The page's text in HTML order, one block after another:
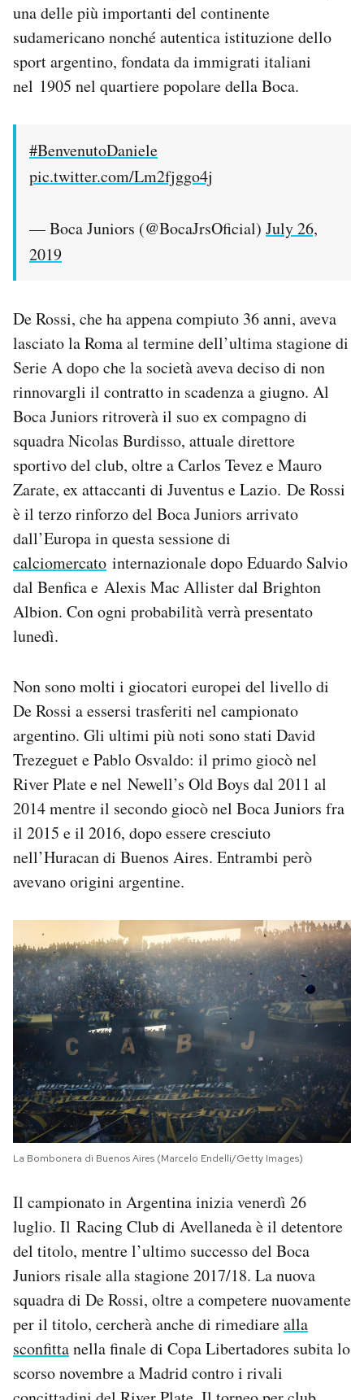
Esci
una delle più importanti del continente
sudamericano nonché autentica istituzione dello
sport argentino, fondata da immigrati italiani
nel 1905 nel quartiere popolare della Boca.
#BenvenutoDaniele
pic.twitter.com/Lm2fjggo4j
— Boca Juniors (@BocaJrsOficial) July 26,
2019
De Rossi, che ha appena compiuto 36 anni, aveva
lasciato la Roma al termine dell’ultima stagione di
Serie A dopo che la società aveva deciso di non
rinnovargli il contratto in scadenza a giugno. Al
Boca Juniors ritroverà il suo ex compagno di
squadra Nicolas Burdisso, attuale direttore
sportivo del club, oltre a Carlos Tevez e Mauro
Zarate, ex attaccanti di Juventus e Lazio. De Rossi
è il terzo rinforzo del Boca Juniors arrivato
dall’Europa in questa sessione di
calciomercato internazionale dopo Eduardo Salvio
dal Benfica e Alexis Mac Allister dal Brighton
Albion. Con ogni probabilità verrà presentato
lunedì.
Non sono molti i giocatori europei del livello di
De Rossi a essersi trasferiti nel campionato
argentino. Gli ultimi più noti sono stati David
Trezeguet e Pablo Osvaldo: il primo giocò nel
River Plate e nel Newell’s Old Boys dal 2011 al
2014 mentre il secondo giocò nel Boca Juniors fra
il 2015 e il 2016, dopo essere cresciuto
nell’Huracan di Buenos Aires. Entrambi però
avevano origini argentine.
La Bombonera di Buenos Aires (Marcelo Endelli/Getty Images)
Il campionato in Argentina inizia venerdì 26
luglio. Il Racing Club di Avellaneda è il detentore
del titolo, mentre l’ultimo successo del Boca
Juniors risale alla stagione 2017/18. La nuova
squadra di De Rossi, oltre a competere nuovamente
per il titolo, cercherà anche di rimediarealla
sconfittanella finale di Copa Libertadores subita lo
scorso novembre a Madrid contro i rivali